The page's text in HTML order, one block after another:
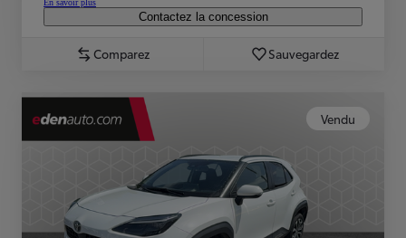
En savoir plus
Contactez la concession
Comparez Sauvegardez
Vendu